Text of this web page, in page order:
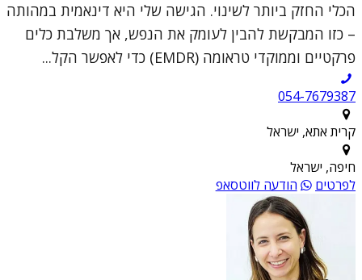
הכלי החזק ביותר לשינוי. הגישה שלי היא דינאמית במהותה
– כזו המבקשת להבין לעומק את הנפש, אך משלבת כלים
פרקטיים וממוקדי טראומה (EMDR) כדי לאפשר הקל...
054-7679387
קרית אתא, ישראל
חיפה, ישראל
לפרטים
הודעה לווטסאפ